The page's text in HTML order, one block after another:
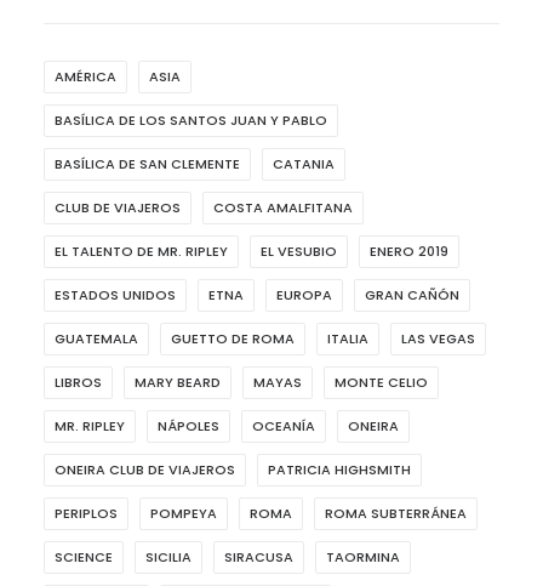
AMÉRICA ASIA
BASÍLICA DE LOS SANTOS JUAN Y PABLO
BASÍLICA DE SAN CLEMENTE CATANIA
CLUB DE VIAJEROS COSTA AMALFITANA
EL TALENTO DE MR. RIPLEY EL VESUBIO ENERO 2019
ESTADOS UNIDOS ETNA EUROPA GRAN CAÑÓN
GUATEMALA GUETTO DE ROMA ITALIA LAS VEGAS
LIBROS MARY BEARD MAYAS MONTE CELIO
MR. RIPLEY NÁPOLES OCEANÍA ONEIRA
ONEIRA CLUB DE VIAJEROS PATRICIA HIGHSMITH
PERIPLOS POMPEYA ROMA ROMA SUBTERRÁNEA
SCIENCE SICILIA SIRACUSA TAORMINA